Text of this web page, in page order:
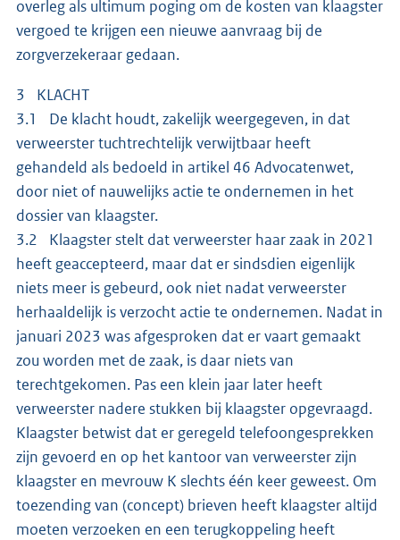
overleg als ultimum poging om de kosten van klaagster
vergoed te krijgen een nieuwe aanvraag bij de
zorgverzekeraar gedaan.
3 KLACHT
3.1 De klacht houdt, zakelijk weergegeven, in dat
verweerster tuchtrechtelijk verwijtbaar heeft
gehandeld als bedoeld in artikel 46 Advocatenwet,
door niet of nauwelijks actie te ondernemen in het
dossier van klaagster.
3.2 Klaagster stelt dat verweerster haar zaak in 2021
heeft geaccepteerd, maar dat er sindsdien eigenlijk
niets meer is gebeurd, ook niet nadat verweerster
herhaaldelijk is verzocht actie te ondernemen. Nadat in
januari 2023 was afgesproken dat er vaart gemaakt
zou worden met de zaak, is daar niets van
terechtgekomen. Pas een klein jaar later heeft
verweerster nadere stukken bij klaagster opgevraagd.
Klaagster betwist dat er geregeld telefoongesprekken
zijn gevoerd en op het kantoor van verweerster zijn
klaagster en mevrouw K slechts één keer geweest. Om
toezending van (concept) brieven heeft klaagster altijd
moeten verzoeken en een terugkoppeling heeft